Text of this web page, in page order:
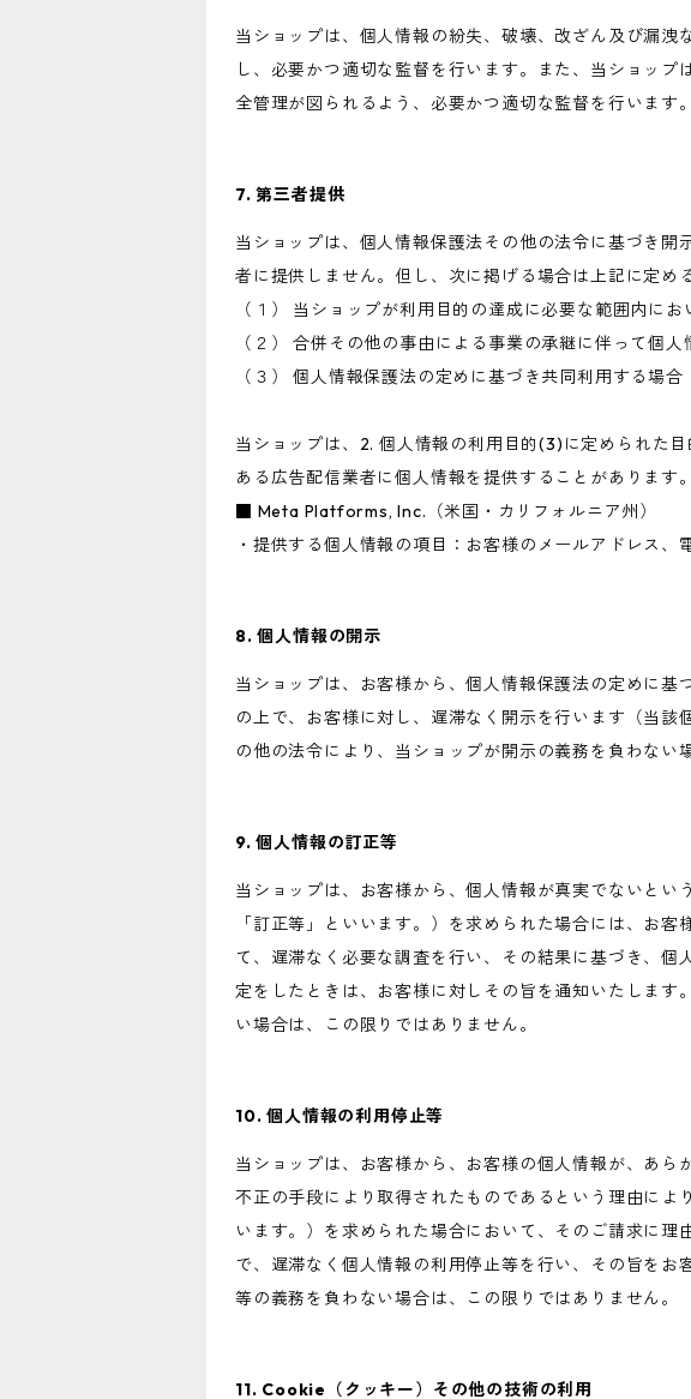
当ショップは、個人情報の紛失、破壊、改ざん及び漏
し、必要かつ適切な監督を行います。また、当ショッ
全管理が図られるよう、必要かつ適切な監督を行います。
7. 第三者提供
当ショップは、個人情報保護法その他の法令に基づき
者に提供しません。但し、次に掲げる場合は上記に定め
（１） 当ショップが利用目的の達成に必要な範囲内に
（２） 合併その他の事由による事業の承継に伴って個
（３） 個人情報保護法の定めに基づき共同利用する場合
当ショップは、2. 個人情報の利用目的(3)に定められた
ある広告配信業者に個人情報を提供することがあります。
■ Meta Platforms, Inc.（米国・カリフォルニア州）
・提供する個人情報の項目：お客様のメールアドレス
8. 個人情報の開示
当ショップは、お客様から、個人情報保護法の定めに
の上で、お客様に対し、遅滞なく開示を行います（当
の他の法令により、当ショップが開示の義務を負わない
9. 個人情報の訂正等
当ショップは、お客様から、個人情報が真実でないと
「訂正等」といいます。）を求められた場合には、お
て、遅滞なく必要な調査を行い、その結果に基づき、
定をしたときは、お客様に対しその旨を通知いたしま
い場合は、この限りではありません。
10. 個人情報の利用停止等
当ショップは、お客様から、お客様の個人情報が、あ
不正の手段により取得されたものであるという理由に
います。）を求められた場合において、そのご請求に
で、遅滞なく個人情報の利用停止等を行い、その旨を
等の義務を負わない場合は、この限りではありません。
11. Cookie（クッキー）その他の技術の利用